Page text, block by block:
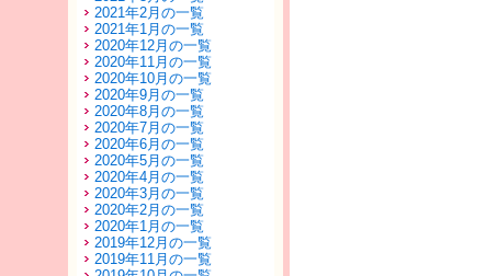
2021年2月の一覧
2021年1月の一覧
2020年12月の一覧
2020年11月の一覧
2020年10月の一覧
2020年9月の一覧
2020年8月の一覧
2020年7月の一覧
2020年6月の一覧
2020年5月の一覧
2020年4月の一覧
2020年3月の一覧
2020年2月の一覧
2020年1月の一覧
2019年12月の一覧
2019年11月の一覧